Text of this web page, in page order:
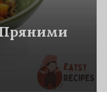
Пряними